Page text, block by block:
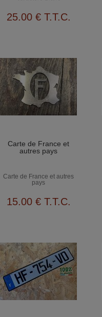
25.00 € T.T.C.
Carte de France et
autres pays
Carte de France et autres
pays
15.00 € T.T.C.